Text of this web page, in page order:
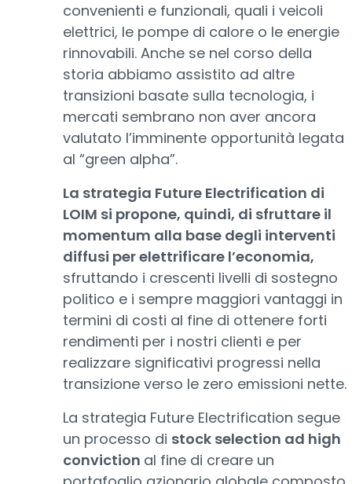
convenienti e funzionali, quali i veicoli
elettrici, le pompe di calore o le energie
rinnovabili. Anche se nel corso della
storia abbiamo assistito ad altre
transizioni basate sulla tecnologia, i
mercati sembrano non aver ancora
valutato l’imminente opportunità legata
al “green alpha”.
La strategia Future Electrification di
LOIM si propone, quindi, di sfruttare il
momentum alla base degli interventi
diffusi per elettrificare l’economia,
sfruttando i crescenti livelli di sostegno
politico e i sempre maggiori vantaggi in
termini di costi al fine di ottenere forti
rendimenti per i nostri clienti e per
realizzare significativi progressi nella
transizione verso le zero emissioni nette.
La strategia Future Electrification segue
un processo di stock selection ad high
conviction al fine di creare un